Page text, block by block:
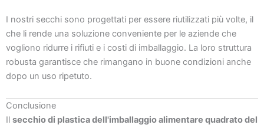
I nostri secchi sono progettati per essere riutilizzati più volte, il
che li rende una soluzione conveniente per le aziende che
vogliono ridurre i rifiuti e i costi di imballaggio. La loro struttura
robusta garantisce che rimangano in buone condizioni anche
dopo un uso ripetuto.
Conclusione
Il secchio di plastica dell'imballaggio alimentare quadrato del